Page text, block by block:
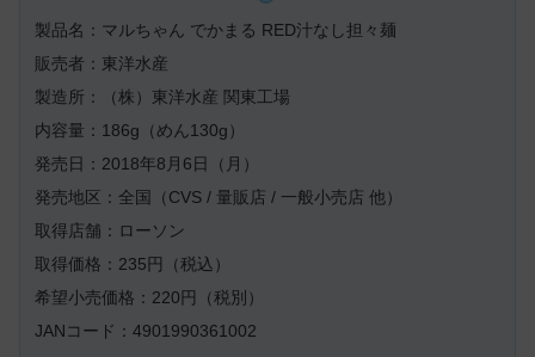
製品名：マルちゃん でかまる RED汁なし担々麺
販売者：東洋水産
製造所：（株）東洋水産 関東工場
内容量：186g（めん130g）
発売日：2018年8月6日（月）
発売地区：全国（CVS / 量販店 / 一般小売店 他）
取得店舗：ローソン
取得価格：235円（税込）
希望小売価格：220円（税別）
JANコード：4901990361002